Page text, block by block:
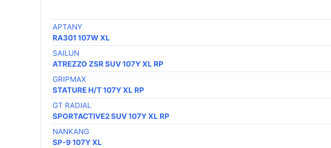
APTANY
RA301 107W XL
SAILUN
ATREZZO ZSR SUV 107Y XL RP
GRIPMAX
STATURE H/T 107Y XL RP
GT RADIAL
SPORTACTIVE2 SUV 107Y XL RP
NANKANG
SP-9 107Y XL